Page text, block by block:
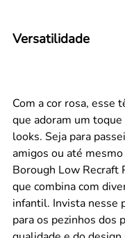
Versatilidade
Com a cor rosa, esse
que adoram um
looks. Seja para
amigos ou até
Borough Low Recraft
que combina com
infantil. Invista nesse
para os pezinhos dos